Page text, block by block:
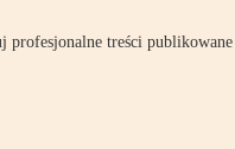
profesjonalne treści publikowane